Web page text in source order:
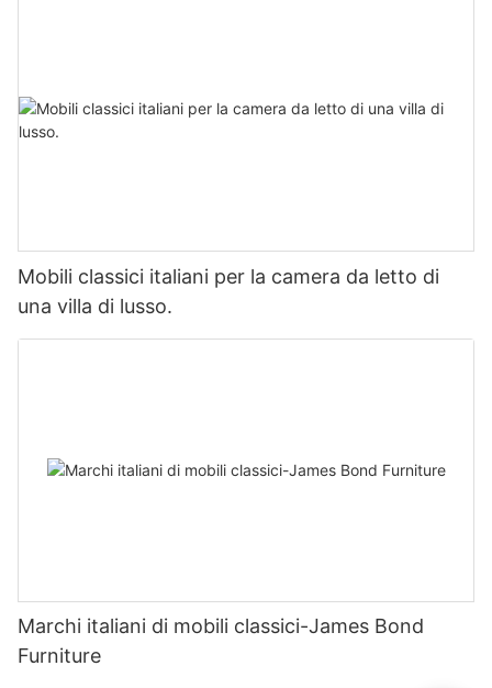
Mobili classici italiani per la camera da letto di
una villa di lusso.
Marchi italiani di mobili classici-James Bond
Furniture